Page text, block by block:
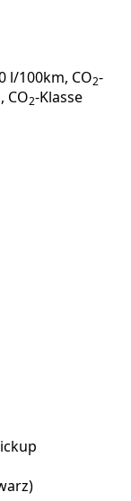
l/100km, CO2-
CO2-Klasse